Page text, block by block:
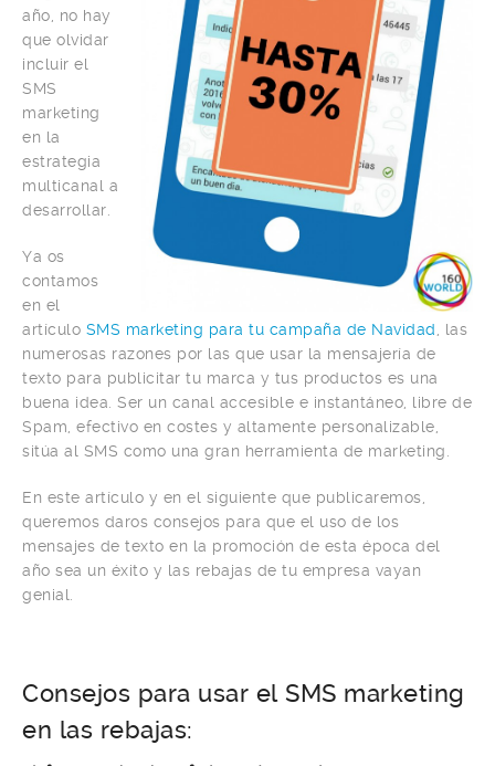
año, no hay
que olvidar
incluir el
SMS
marketing
en la
estrategia
multicanal a
desarrollar.
Ya os
contamos
en el
artículo SMS marketing para tu campaña de Navidad, las
numerosas razones por las que usar la mensajería de
texto para publicitar tu marca y tus productos es una
buena idea. Ser un canal accesible e instantáneo, libre de
Spam, efectivo en costes y altamente personalizable,
sitúa al SMS como una gran herramienta de marketing.
En este artículo y en el siguiente que publicaremos,
queremos daros consejos para que el uso de los
mensajes de texto en la promoción de esta época del
año sea un éxito y las rebajas de tu empresa vayan
genial.
Consejos para usar el SMS marketing
en las rebajas: